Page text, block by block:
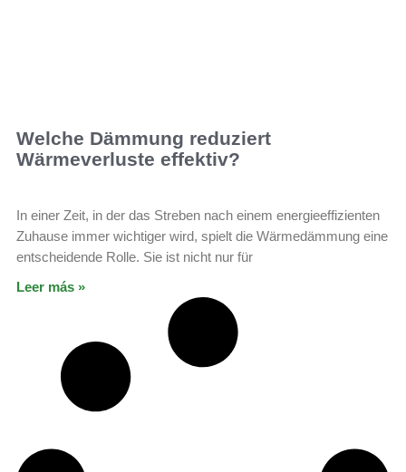
Welche Dämmung reduziert
Wärmeverluste effektiv?
In einer Zeit, in der das Streben nach einem energieeffizienten
Zuhause immer wichtiger wird, spielt die Wärmedämmung eine
entscheidende Rolle. Sie ist nicht nur für
Leer más »